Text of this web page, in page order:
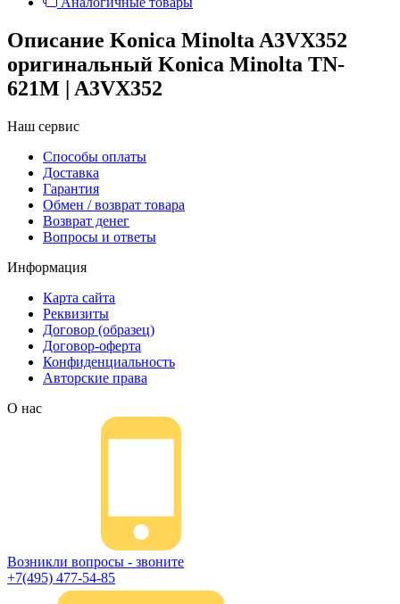
Описание Konica Minolta A3VX352
оригинальный Konica Minolta TN-
621M | A3VX352
Наш сервис
Способы оплаты
Доставка
Гарантия
Обмен / возврат товара
Возврат денег
Вопросы и ответы
Информация
Карта сайта
Реквизиты
Договор (образец)
Договор-оферта
Конфиденциальность
Авторские права
О нас
Возникли вопросы - звоните
+7(495) 477-54-85